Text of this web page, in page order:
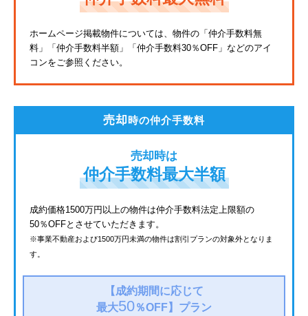
東武東上線
JR鶴見線
京成金町線
ホームページ掲載物件については、物件の「仲介手数料無
料」
「仲介手数料半額」「仲介手数料30％OFF」などのアイ
コンをご参照ください。
売却時の仲介手数料
売却時は
仲介手数料最大半額
成約価格1500万円以上の物件は仲介手数料法定上限額の
50％OFFとさせていただきます。
※事業不動産および1500万円未満の物件は割引プランの対象外となりま
す。
【成約期間に応じて
最大50％OFF】 プラン